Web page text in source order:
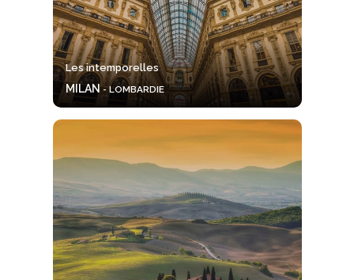
Les intemporelles
MILAN- LOMBARDIE